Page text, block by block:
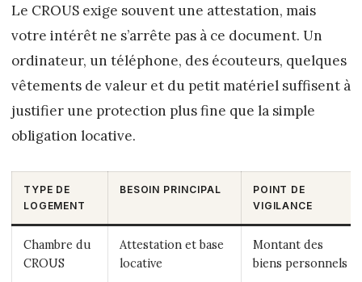
Le CROUS exige souvent une attestation, mais
votre intérêt ne s’arrête pas à ce document. Un
ordinateur, un téléphone, des écouteurs, quelques
vêtements de valeur et du petit matériel suffisent à
justifier une protection plus fine que la simple
obligation locative.
TYPE DE
LOGEMENT
BESOIN PRINCIPAL
POINT DE
VIGILANCE
Chambre du
CROUS
Attestation et base
locative
Montant des
biens personnels